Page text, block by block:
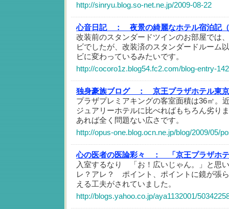
http://sinryu.blog.so-net.ne.jp/2009-08-22
心音日記 ：
夜景の綺麗なホテル宿泊記
改装前のスタンダードツインのお部屋では
ビでしたが、改装済のスタンダードルーム
ビに変わっているみたいです。
http://cocoro1z.blog54.fc2.com/blog-entry-
独身豪族ブログ ：
京王プラザホテル東
プラザプレミアキングの客室面積は36㎡。
ジュアリーホテルに比べればもちろん劣り
あれば全く問題ない広さです。
http://opus-one.blog.ocn.ne.jp/blog/2009/05/
心の医者の医論彩々 ：
「京王プラザホ
入室するなり 「お！広いじゃん。」と思
レ？アレ？ ポイント、ポイントに鏡が張
える工夫がされていました。
http://blogs.yahoo.co.jp/aya1132001/